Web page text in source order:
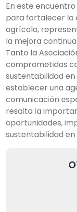
En este
para fortalecer la
agrícola,
la mejora
Tanto la
comprometidas
sustentabilidad
establecer una
comunicación
resalta la
oportunidades,
sustentabilidad